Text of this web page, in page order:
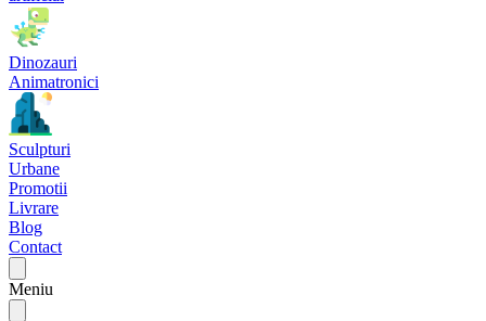
Dinozauri
Animatronici
Sculpturi
Urbane
Promotii
Livrare
Blog
Contact
Meniu